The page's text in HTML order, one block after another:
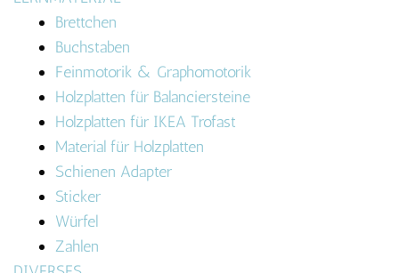
Brettchen
Buchstaben
Feinmotorik & Graphomotorik
Holzplatten für Balanciersteine
Holzplatten für IKEA Trofast
Material für Holzplatten
Schienen Adapter
Sticker
Würfel
Zahlen